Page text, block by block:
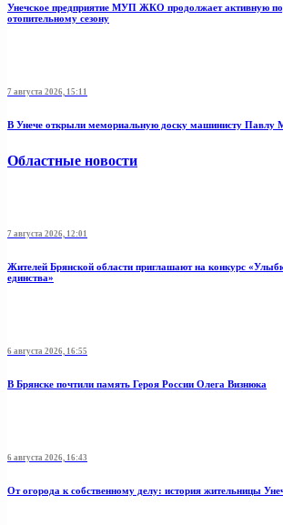
Унечское предприятие МУП ЖКО продолжает активную
отопительному сезону
7 августа 2026, 15:11
В Унече открыли мемориальную доску машинисту Павлу
Областные новости
7 августа 2026, 12:01
Жителей Брянской области приглашают на конкурс
единства»
6 августа 2026, 16:55
В Брянске почтили память Героя России Олега Визнюка
6 августа 2026, 16:43
От огорода к собственному делу: история жительницы